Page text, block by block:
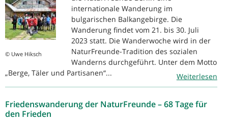
© Uwe Hiksch
internationale Wanderung im
bulgarischen Balkangebirge. Die
Wanderung findet vom 21. bis 30. Juli
2023 statt. Die Wanderwoche wird in der
NaturFreunde-Tradition des sozialen
Wanderns durchgeführt. Unter dem Motto
„Berge, Täler und Partisanen“...
Weiterlesen
Friedenswanderung der NaturFreunde – 68 Tage für
den Frieden